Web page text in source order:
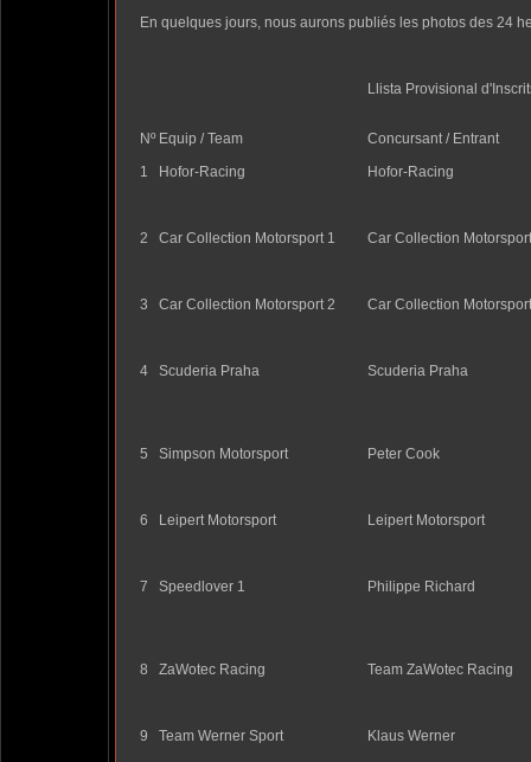
En quelques jours, nous aurons publiés les photos des 24
Llista Provisional
Nº Equip / Team
Concursant / Entrant
1
Hofor-Racing Hofor-Racing
2 Car Collection Motorsport 1 Car Collection Motorsport
3 Car Collection Motorsport 2 Car Collection Motorsport
4 Scuderia Praha Scuderia Praha
5 Simpson Motorsport Peter Cook
6 Leipert Motorsport Leipert Motorsport
7 Speedlover 1 Philippe Richard
8 ZaWotec Racing Team ZaWotec Racing
9 Team Werner Sport Klaus Werner